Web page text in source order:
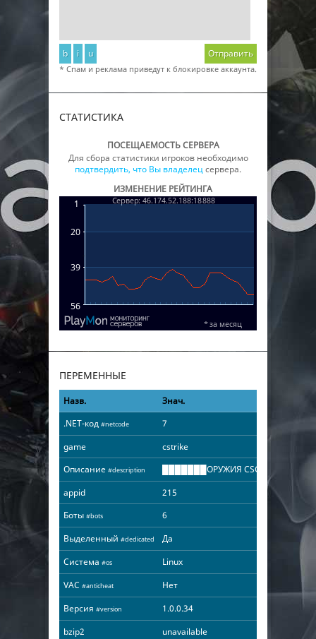
b i u Отправить
* Спам и реклама приведут к блокировке аккаунта.
СТАТИСТИКА
ПОСЕЩАЕМОСТЬ СЕРВЕРА
Для сбора статистики игроков необходимо
подтвердить, что Вы владелецсервера.
ИЗМЕНЕНИЕ РЕЙТИНГА
ПЕРЕМЕННЫЕ
Назв.
Знач.
.NET-код #netcode
7
game
cstrike
Описание #description
███████ОРУЖИЯ CSGO███████
appid
215
Боты #bots
6
Выделенный #dedicated
Да
Система #os
Linux
VAC #anticheat
Нет
Версия #version
1.0.0.34
bzip2
unavailable